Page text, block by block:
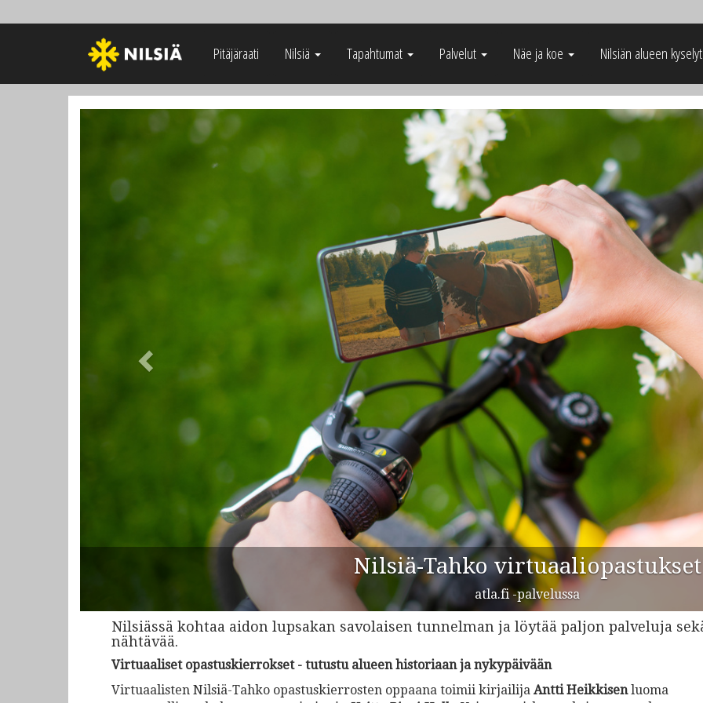
Pitäjäraati Nilsiä Tapahtumat Palvelut Näe ja koe Nilsiän alueen
Aholansaari
Museo ja lomakeskus
Previous
Nilsiässä kohtaa aidon lupsakan savolaisen tunnelman ja löytää paljon palveluja
nähtävää.
Virtuaaliset opastuskierrokset - tutustu alueen historiaan ja nykypäivään
Virtuaalisten Nilsiä-Tahko opastuskierrosten oppaana toimii kirjailija Antti Heikkisenluoma